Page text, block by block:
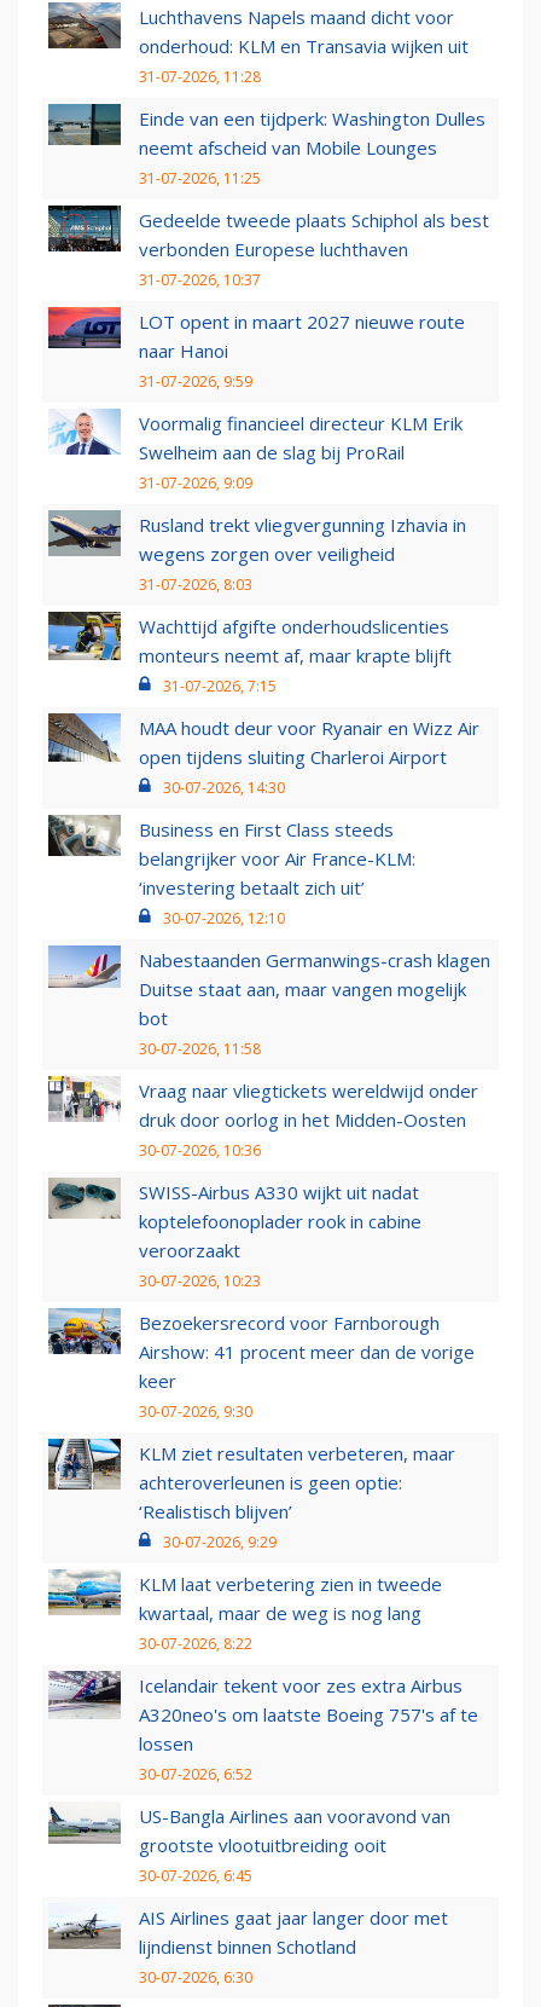
Luchthavens Napels maand dicht voor
onderhoud: KLM en Transavia wijken uit
31-07-2026, 11:28
Einde van een tijdperk: Washington Dulles
neemt afscheid van Mobile Lounges
31-07-2026, 11:25
Gedeelde tweede plaats Schiphol als best
verbonden Europese luchthaven
31-07-2026, 10:37
LOT opent in maart 2027 nieuwe route
naar Hanoi
31-07-2026, 9:59
Voormalig financieel directeur KLM Erik
Swelheim aan de slag bij ProRail
31-07-2026, 9:09
Rusland trekt vliegvergunning Izhavia in
wegens zorgen over veiligheid
31-07-2026, 8:03
Wachttijd afgifte onderhoudslicenties
monteurs neemt af, maar krapte blijft
31-07-2026, 7:15
MAA houdt deur voor Ryanair en Wizz Air
open tijdens sluiting Charleroi Airport
30-07-2026, 14:30
Business en First Class steeds
belangrijker voor Air France-KLM:
‘investering betaalt zich uit’
30-07-2026, 12:10
Nabestaanden Germanwings-crash klagen
Duitse staat aan, maar vangen mogelijk
bot
30-07-2026, 11:58
Vraag naar vliegtickets wereldwijd onder
druk door oorlog in het Midden-Oosten
30-07-2026, 10:36
SWISS-Airbus A330 wijkt uit nadat
koptelefoonoplader rook in cabine
veroorzaakt
30-07-2026, 10:23
Bezoekersrecord voor Farnborough
Airshow: 41 procent meer dan de vorige
keer
30-07-2026, 9:30
KLM ziet resultaten verbeteren, maar
achteroverleunen is geen optie:
‘Realistisch blijven’
30-07-2026, 9:29
KLM laat verbetering zien in tweede
kwartaal, maar de weg is nog lang
30-07-2026, 8:22
Icelandair tekent voor zes extra Airbus
A320neo's om laatste Boeing 757's af te
lossen
30-07-2026, 6:52
US-Bangla Airlines aan vooravond van
grootste vlootuitbreiding ooit
30-07-2026, 6:45
AIS Airlines gaat jaar langer door met
lijndienst binnen Schotland
30-07-2026, 6:30